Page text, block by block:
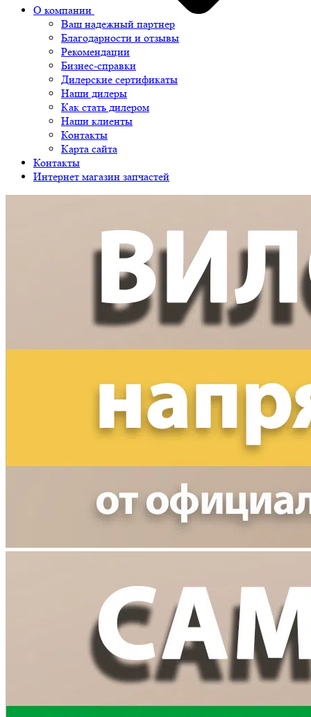
О компании
Ваш надежный партнер
Благодарности и отзывы
Рекомендации
Бизнес-справки
Дилерские сертификаты
Наши дилеры
Как стать дилером
Наши клиенты
Контакты
Карта сайта
Контакты
Интернет магазин запчастей